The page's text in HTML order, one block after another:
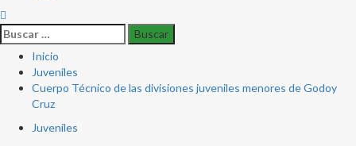
Buscar:
Inicio
Juveniles
Cuerpo Técnico de las divisiones juveniles menores de Godoy
Cruz
Juveniles